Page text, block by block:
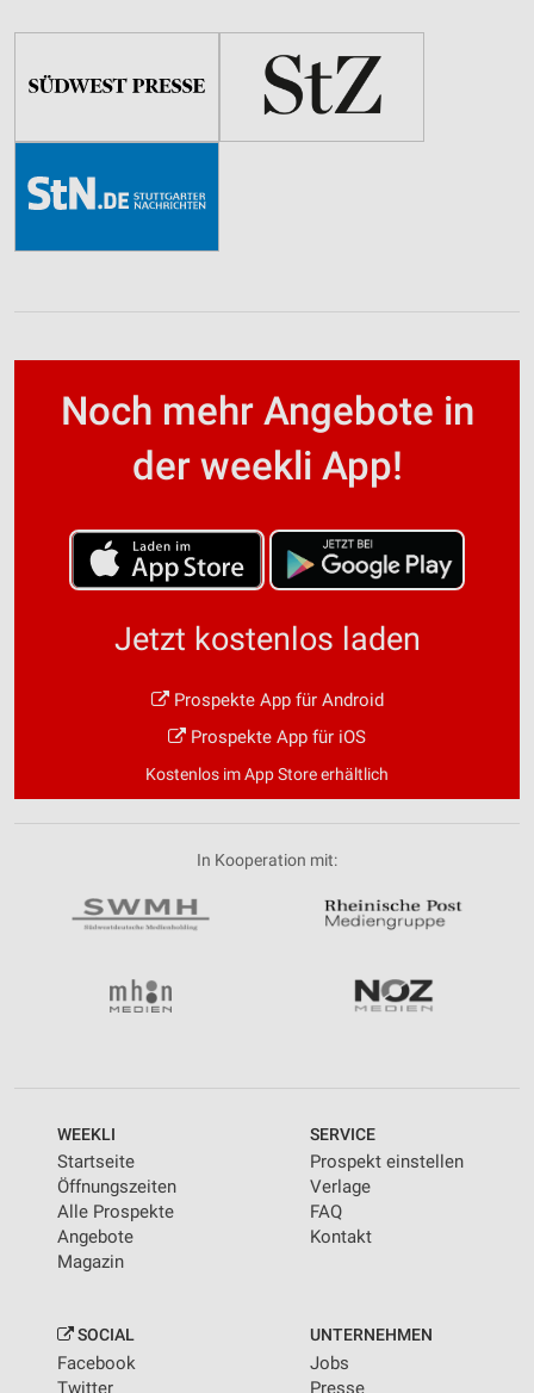
Noch mehr Angebote in
der weekli App!
Jetzt kostenlos laden
Prospekte App für Android
Prospekte App für iOS
Kostenlos im App Store erhältlich
In Kooperation mit:
WEEKLI
Startseite
Öffnungszeiten
Alle Prospekte
Angebote
Magazin
SERVICE
Prospekt einstellen
Verlage
FAQ
Kontakt
SOCIAL
Facebook
Twitter
UNTERNEHMEN
Jobs
Presse